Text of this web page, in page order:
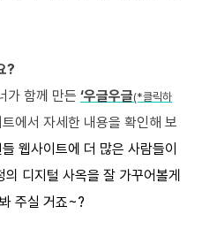
?
가 함께 만든 ‘우글우글(*클릭하
에서 자세한 내용을 확인해 보
웹사이트에 더 많은 사람들이
디지털 사옥을 잘 가꾸어볼게
주실 거죠~?